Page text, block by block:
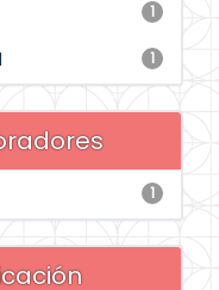
1
1
1